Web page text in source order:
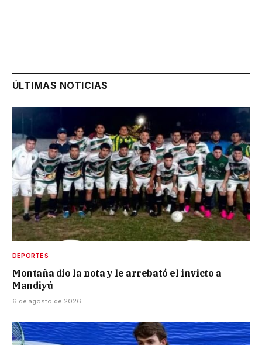
ÚLTIMAS NOTICIAS
DEPORTES
Montaña dio la nota y le arrebató el invicto a
Mandiyú
6 de agosto de 2026